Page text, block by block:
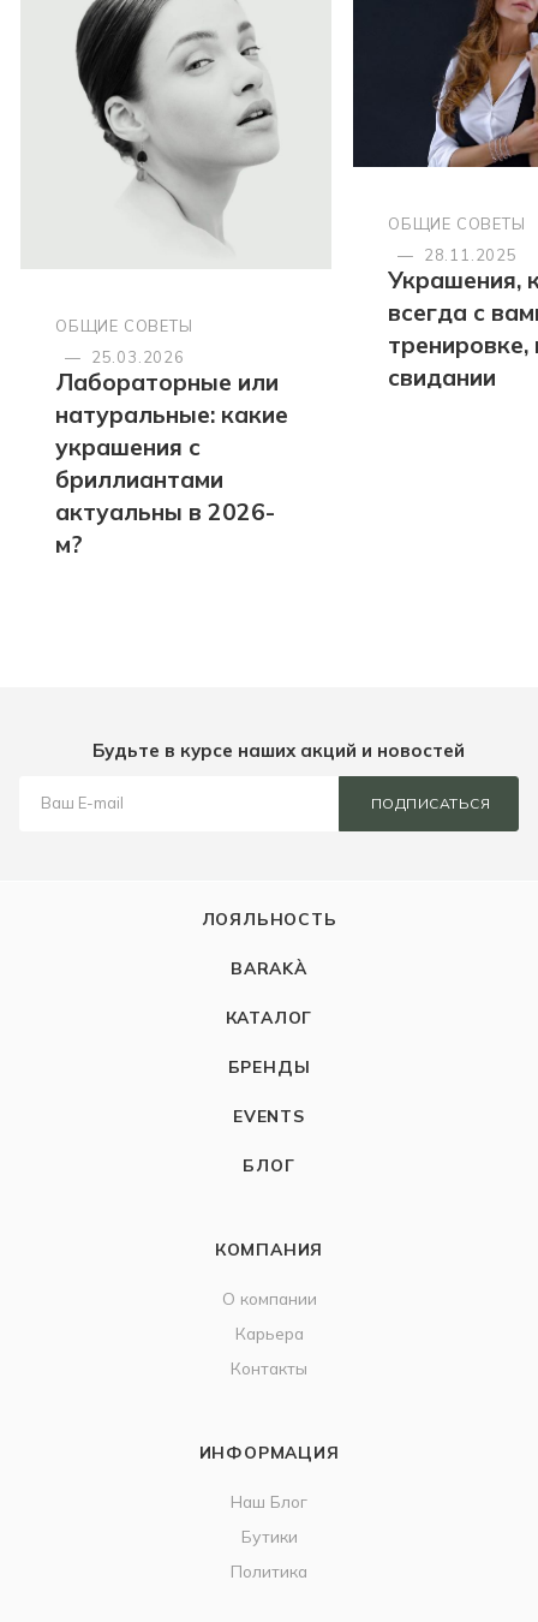
ОБЩИЕ СОВЕТЫ
—
25.03.2026
Лабораторные или
натуральные: какие
украшения с
бриллиантами
актуальны в 2026-
м?
ОБЩИЕ СОВЕТЫ
—
28.11.2025
Украшения,
всегда с
тренировке,
свидании
Будьте в курсе наших акций и новостей
ПОДПИСАТЬСЯ
ЛОЯЛЬНОСТЬ
BARAKÀ
КАТАЛОГ
БРЕНДЫ
EVENTS
БЛОГ
КОМПАНИЯ
О компании
Карьера
Контакты
ИНФОРМАЦИЯ
Наш Блог
Бутики
Политика